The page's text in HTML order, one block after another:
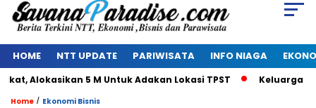
HOME NTT UPDATE PARIWISATA INFO NIAGA
5 M Untuk Adakan Lokasi TPST Keluarga Alm
Home / Ekonomi Bisnis